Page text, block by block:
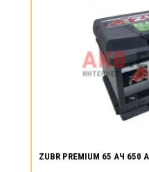
ZUBR PREMIUM 65 АЧ